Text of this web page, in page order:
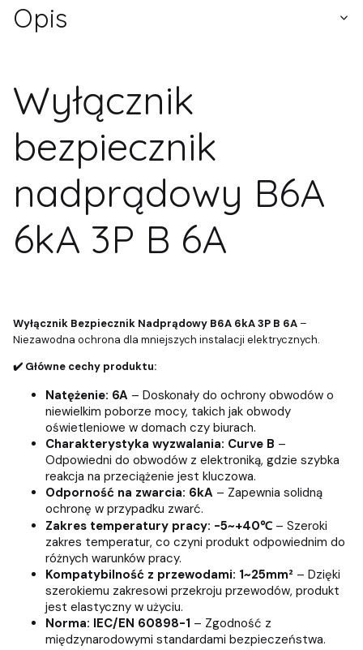
Opis
Wyłącznik
bezpiecznik
nadprądowy B6A
6kA 3P B 6A
Wyłącznik Bezpiecznik Nadprądowy B6A 6kA 3P B 6A –
Niezawodna ochrona dla mniejszych instalacji elektrycznych.
✔️ Główne cechy produktu:
Natężenie: 6A – Doskonały do ochrony obwodów o
niewielkim poborze mocy, takich jak obwody
oświetleniowe w domach czy biurach.
Charakterystyka wyzwalania: Curve B –
Odpowiedni do obwodów z elektroniką, gdzie szybka
reakcja na przeciążenie jest kluczowa.
Odporność na zwarcia: 6kA – Zapewnia solidną
ochronę w przypadku zwarć.
Zakres temperatury pracy: -5~+40℃– Szeroki
zakres temperatur, co czyni produkt odpowiednim do
różnych warunków pracy.
Kompatybilność z przewodami: 1~25mm² – Dzięki
szerokiemu zakresowi przekroju przewodów, produkt
jest elastyczny w użyciu.
Norma: IEC/EN 60898-1 – Zgodność z
międzynarodowymi standardami bezpieczeństwa.